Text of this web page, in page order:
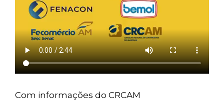
Com informações do CRCAM